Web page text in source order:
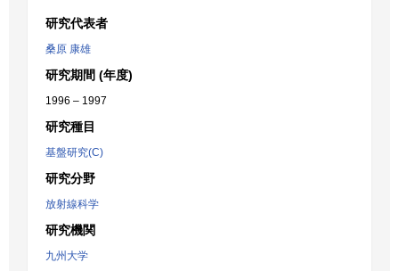
研究代表者
桑原 康雄
研究期間 (年度)
1996 – 1997
研究種目
基盤研究(C)
研究分野
放射線科学
研究機関
九州大学